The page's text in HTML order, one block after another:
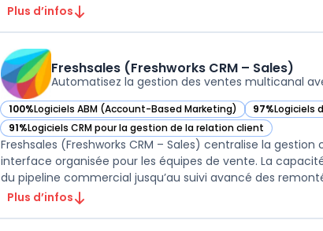
Plus d’infos
Freshsales (Freshworks CRM – Sales)
Automatisez la gestion des ventes multicanal
100%Logiciels ABM (Account-Based Marketing)
— voir Freshsales (Freshworks CRM – Sales) dans cette catégorie
97%Logiciels
— voir
91%Logiciels CRM pour la gestion de la relation client
— voir Freshsales (Freshworks CRM – Sales) dans cette catégorie
Freshsales (Freshworks CRM – Sales) centralise la
interface organisée pour les équipes de vente. La
du pipeline commercial jusqu’au suivi avancé des
Plus d’infos